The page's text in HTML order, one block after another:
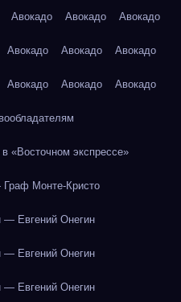
Авокадо Авокадо Авокадо
Авокадо Авокадо Авокадо
Авокадо Авокадо Авокадо
«Восточном экспрессе»
Монте-Кристо
— Евгений Онегин
— Евгений Онегин
— Евгений Онегин